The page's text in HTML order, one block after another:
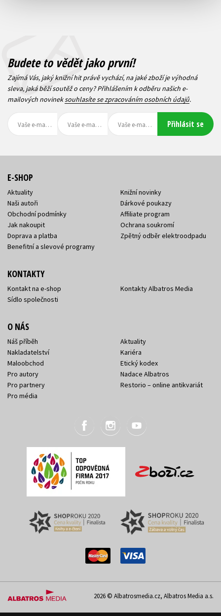
Karolína Kollárová
279 Kč
223 Kč
Jak být dobrým
Radomír Socha
,
Aleš Vít
449 Kč
359 Kč
Deník pro malé
Michaela Hrušková
263 Kč
Vybarvování podle
299 Kč
239 Kč
Šenovka
Bohumil Augusta
Základy rybaření
Budete to vědět jako první!
Zajímá Vás, jaký knižní hit právě vychází, na jaké zboží je výhodná
sleva, jaká běží soutěž o ceny? Přihlášením k odběru našich e-
mailových novineksouhlasíte se zpracováním osobních údajů.
Přihlásit se
E-SHOP
Aktuality
Naši autoři
Obchodní podmínky
Jak nakoupit
Doprava a platba
Benefitní a slevové programy
Knižní novinky
Dárkové poukazy
Affiliate program
Ochrana soukromí
Zpětný odběr elektroodpadu
KONTAKTY
Kontakt na e-shop
Sídlo společnosti
Kontakty Albatros Media
O NÁS
Náš příběh
Nakladatelství
Maloobchod
Pro autory
Pro partnery
Pro média
Aktuality
Kariéra
Etický kodex
Nadace Albatros
Restorio – online antikvariát
2026 © Albatrosmedia.cz, Albatros Media a.s.